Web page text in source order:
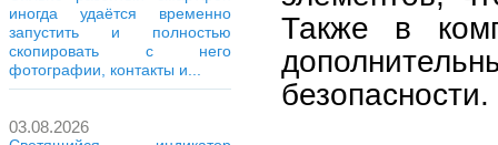
иногда удаётся временно
запустить и полностью
скопировать с него
фотографии, контакты и...
03.08.2026
Также в
безопасности.